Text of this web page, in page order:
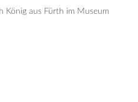
König aus Fürth im Museum